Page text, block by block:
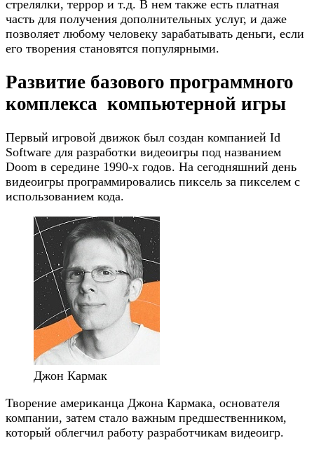
стрелялки, террор и т.д. В нем также есть платная
часть для получения дополнительных услуг, и даже
позволяет любому человеку зарабатывать деньги, если
его творения становятся популярными.
Развитие базового программного
комплекса компьютерной игры
Первый игровой движок был создан компанией Id
Software для разработки видеоигры под названием
Doom в середине 1990-х годов. На сегодняшний день
видеоигры программировались пиксель за пикселем с
использованием кода.
Джон Кармак
Творение американца Джона Кармака, основателя
компании, затем стало важным предшественником,
который облегчил работу разработчикам видеоигр.